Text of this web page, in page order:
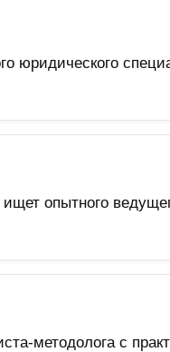
юридического
опытного
методолога с